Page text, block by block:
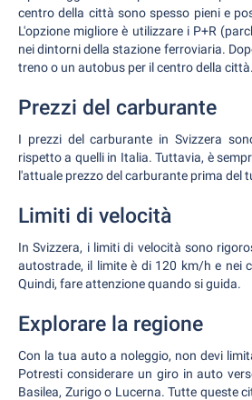
centro della città sono spesso pieni e
L'opzione migliore è utilizzare i P+R
nei dintorni della stazione ferroviaria.
treno o un autobus per il centro della città.
Prezzi del carburante
I prezzi del carburante in Svizzera
rispetto a quelli in Italia. Tuttavia, è
l'attuale prezzo del carburante prima del
Limiti di velocità
In Svizzera, i limiti di velocità sono
autostrade, il limite è di 120 km/h e nei
Quindi, fare attenzione quando si guida.
Explorare la regione
Con la tua auto a noleggio, non devi
Potresti considerare un giro in auto
Basilea, Zurigo o Lucerna. Tutte queste